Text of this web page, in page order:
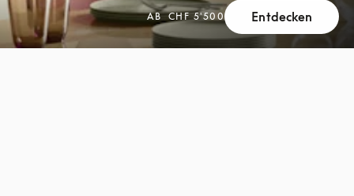
AB CHF 5'500 Entdecken